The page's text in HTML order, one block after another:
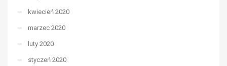
kwiecień 2020
marzec 2020
luty 2020
styczeń 2020